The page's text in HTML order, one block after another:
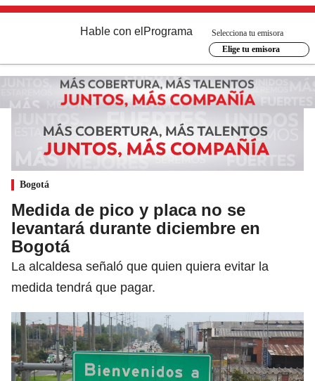
Hable con el Programa
Selecciona tu emisora
Elige tu emisora
Bogotá
Medida de pico y placa no se
levantará durante diciembre en
Bogotá
La alcaldesa señaló que quien quiera evitar la
medida tendrá que pagar.